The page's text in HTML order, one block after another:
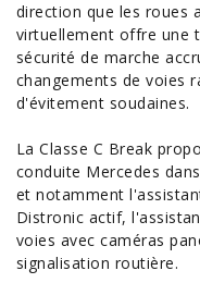
direction que les roues
virtuellement offre une
sécurité de marche
changements de voies
d'évitement soudaines.
La Classe C Break
conduite Mercedes
et notamment
Distronic actif,
voies avec caméras
signalisation routière.